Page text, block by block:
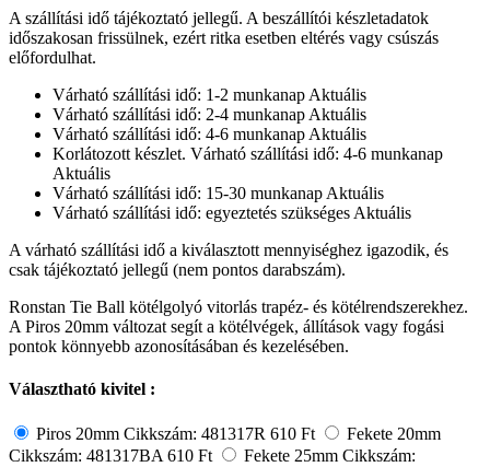
A szállítási idő tájékoztató jellegű. A beszállítói készletadatok
időszakosan frissülnek, ezért ritka esetben eltérés vagy csúszás
előfordulhat.
Várható szállítási idő: 1-2 munkanap Aktuális
Várható szállítási idő: 2-4 munkanap Aktuális
Várható szállítási idő: 4-6 munkanap Aktuális
Korlátozott készlet. Várható szállítási idő: 4-6 munkanap
Aktuális
Várható szállítási idő: 15-30 munkanap Aktuális
Várható szállítási idő: egyeztetés szükséges Aktuális
A várható szállítási idő a kiválasztott mennyiséghez igazodik, és
csak tájékoztató jellegű (nem pontos darabszám).
Ronstan Tie Ball kötélgolyó vitorlás trapéz- és kötélrendszerekhez.
A Piros 20mm változat segít a kötélvégek, állítások vagy fogási
pontok könnyebb azonosításában és kezelésében.
Választható kivitel :
Piros 20mm Cikkszám: 481317R 610 Ft
Fekete 20mm
Cikkszám: 481317BA 610 Ft Fekete 25mm Cikkszám: